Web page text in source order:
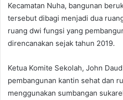
Kecamatan Nuha, bangunan
tersebut dibagi menjadi dua
ruang dwi fungsi yang
direncanakan sejak tahun 2019.
Ketua Komite Sekolah, John
pembangunan kantin sehat dan
menggunakan sumbangan